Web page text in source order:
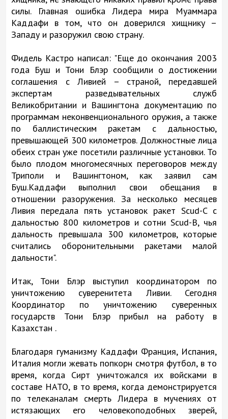
силы. Главная ошибка Лидера мира Муаммара
Каддафи в том, что он доверился хищнику –
Западу и разоружил свою страну.
Фидель Кастро написал: "Еще до окончания 2003
года Буш и Тони Блэр сообщили о достижении
соглашения с Ливией – страной, передавшей
экспертам разведывательных служб
Великобритании и Вашингтона документацию по
программам неконвенционального оружия, а также
по баллистическим ракетам с дальностью,
превышающей 300 километров. Должностные лица
обеих стран уже посетили различные установки. То
было плодом многомесячных переговоров между
Триполи и Вашингтоном, как заявил сам
Буш.Каддафи выполнил свои обещания в
отношении разоружения. За несколько месяцев
Ливия передала пять установок ракет Scud-C с
дальностью 800 километров и сотни Scud-B, чья
дальность превышала 300 километров, которые
считались оборонительными ракетами малой
дальности".
Итак, Тони Блэр выступил координатором по
уничтожению суверенитета Ливии. Сегодня
Координатор по уничтожению суверенных
государств Тони Блэр прибыл на работу в
Казахстан .
Благодаря гуманизму Каддафи Франция, Испания,
Италия могли жевать попкорн смотря футбол, в то
время, когда Сирт уничтожался их войсками в
составе НАТО, в то время, когда демонстрируется
по телеканалам смерть Лидера в мучениях от
истязающих его человекоподобных зверей,